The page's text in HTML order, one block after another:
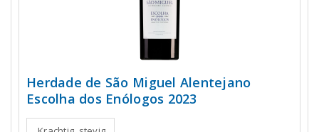
Herdade de São Miguel Alentejano
Escolha dos Enólogos 2023